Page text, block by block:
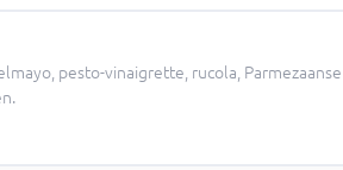
pesto-vinaigrette, rucola, Parmezaanse